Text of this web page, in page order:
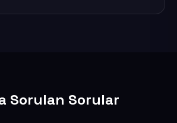
Sorulan Sorular